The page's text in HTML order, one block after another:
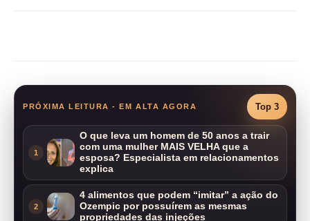
PRÓXIMA LEITURA - EM ALTA AGORA Top 3
1
O que leva um homem de 50 anos a trair
com uma mulher MAIS VELHA que a
esposa? Especialista em relacionamentos
explica
2
4 alimentos que podem “imitar” a ação do
Ozempic por possuírem as mesmas
propriedades das injeções